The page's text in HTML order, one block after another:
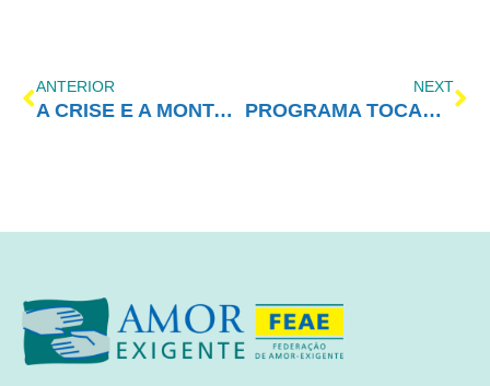
ANTERIOR
A CRISE E A MONTANHA
NEXT
PROGRAMA TOCANDO EM FRENTE FAMÍLIA COM AMOR-EXIGENTE – 03/08/2019